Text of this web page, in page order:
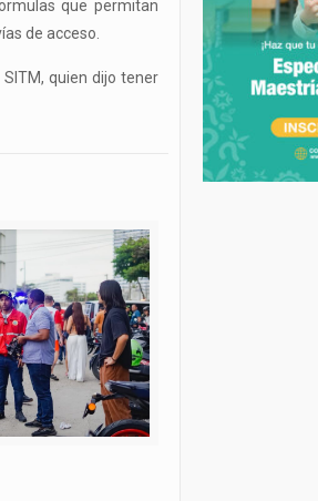
que permitan
de acceso.
quien dijo tener